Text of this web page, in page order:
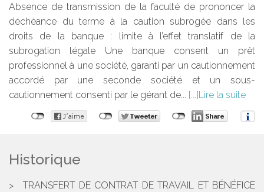
Absence de transmission de la faculté de prononcer la
déchéance du terme à la caution subrogée dans les
droits de la banque : limite à l’effet translatif de la
subrogation légale Une banque consent un prêt
professionnel à une société, garanti par un cautionnement
accordé par une seconde société et un sous-
cautionnement consenti par le gérant de...
Lire la suite
Historique
TRANSFERT DE CONTRAT DE TRAVAIL ET BÉNÉFICE